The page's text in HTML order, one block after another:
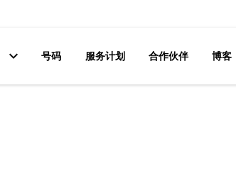
号码 服务计划 合作伙伴 博客